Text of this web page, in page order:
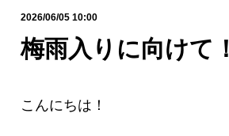
2026/06/05 10:00
梅雨入りに向けて！
こんにちは！